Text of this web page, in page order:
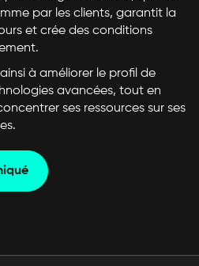
par les clients, garantit la
et crée des conditions
à améliorer le profil de
avancées, tout en
ses ressources sur ses